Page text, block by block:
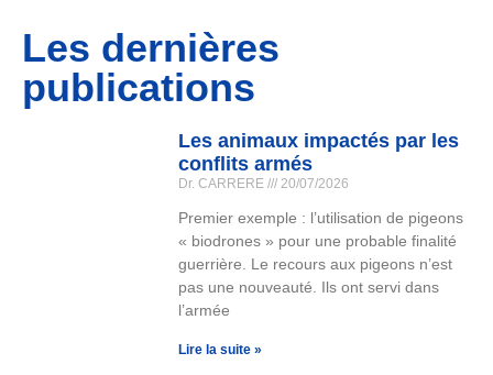
Les dernières
publications
Les animaux impactés par les
conflits armés
Dr. CARRERE 20/07/2026
Premier exemple : l’utilisation de pigeons
« biodrones » pour une probable finalité
guerrière. Le recours aux pigeons n’est
pas une nouveauté. Ils ont servi dans
l’armée
Lire la suite »